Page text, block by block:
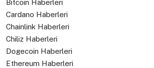
Bitcoin Haberleri
Cardano Haberleri
Chainlink Haberleri
Chiliz Haberleri
Dogecoin Haberleri
Ethereum Haberleri